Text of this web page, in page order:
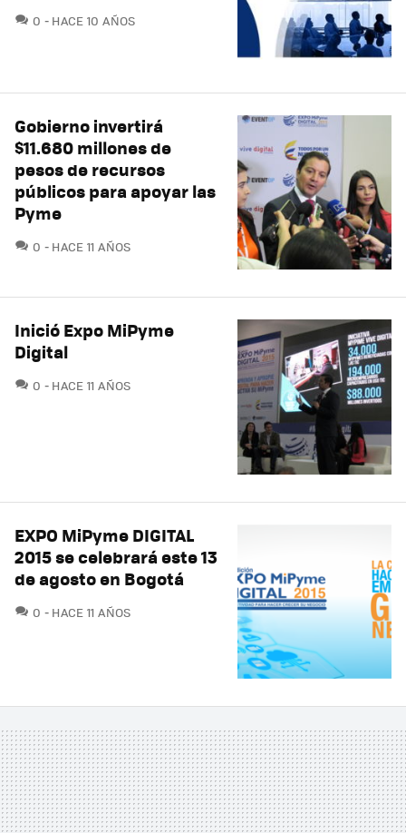
0 COMENTARIOS
HACE 10 AÑOS
Gobierno invertirá
$11.680 millones de
pesos de recursos
públicos para apoyar las
Pyme
0 COMENTARIOS
HACE 11 AÑOS
Inició Expo MiPyme
Digital
0 COMENTARIOS
HACE 11 AÑOS
EXPO MiPyme DIGITAL
2015 se celebrará este 13
de agosto en Bogotá
0 COMENTARIOS
HACE 11 AÑOS